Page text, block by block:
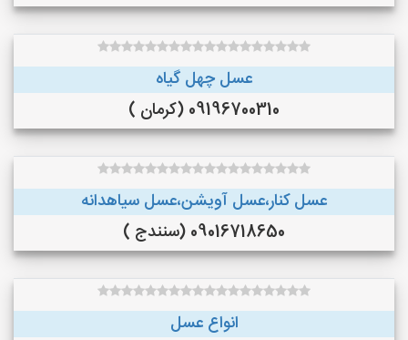
عسل چهل گیاه
09196700310 (کرمان )
عسل کنار،عسل آویشن،عسل سیاهدانه
09016718650 (سنندج )
انواع عسل